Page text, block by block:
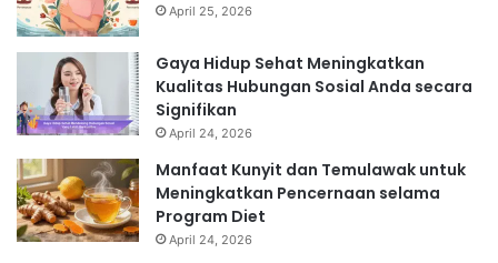
April 25, 2026
Gaya Hidup Sehat Meningkatkan
Kualitas Hubungan Sosial Anda secara
Signifikan
April 24, 2026
Manfaat Kunyit dan Temulawak untuk
Meningkatkan Pencernaan selama
Program Diet
April 24, 2026